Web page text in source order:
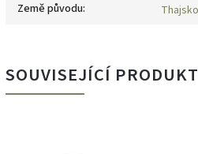
Země původu: Thajsko
SOUVISEJÍCÍ